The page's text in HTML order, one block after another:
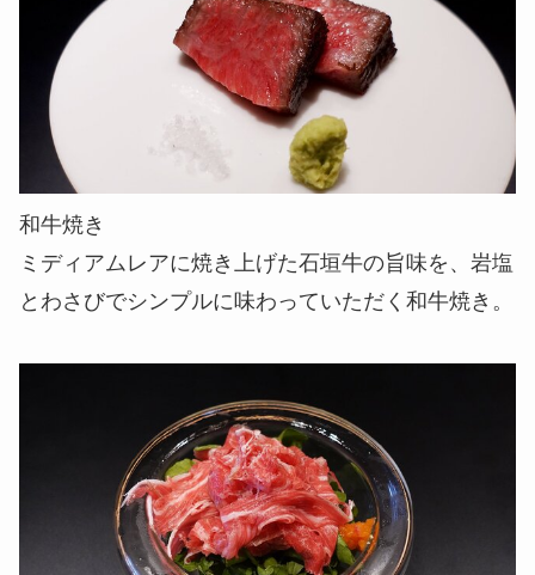
和牛焼き
ミディアムレアに焼き上げた石垣牛の旨味を、岩塩
とわさびでシンプルに味わっていただく和牛焼き。